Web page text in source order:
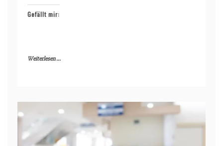
Gefällt mir:
Weiterlesen ...